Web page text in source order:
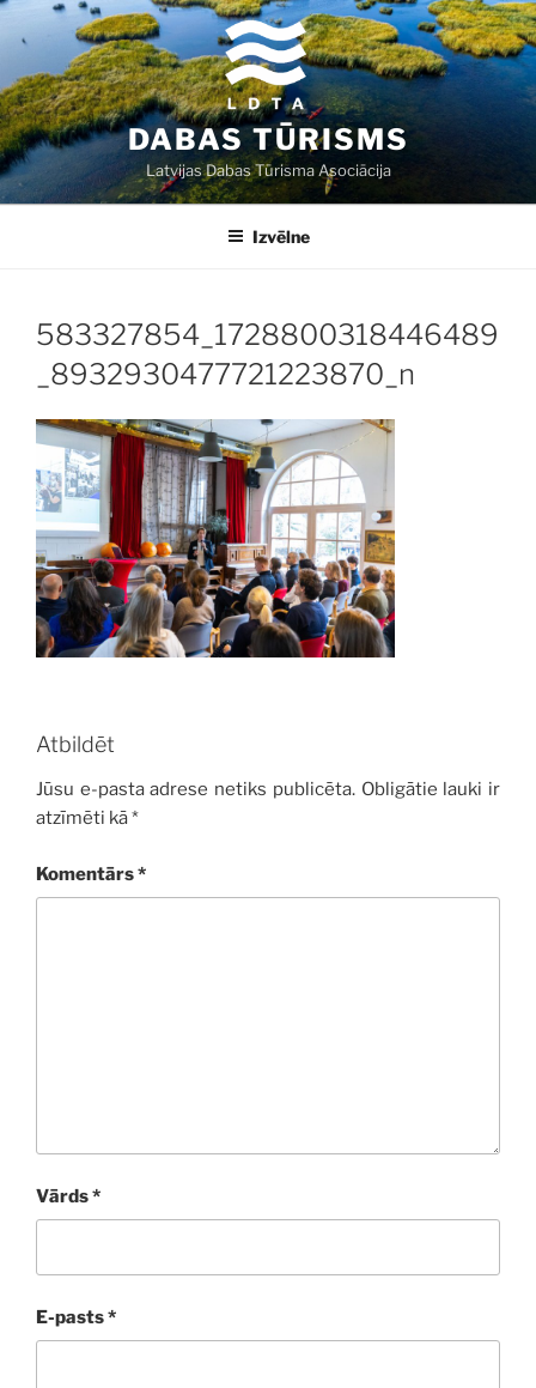
Doties
saturu
DABAS TŪRISMS
Latvijas Dabas Tūrisma Asociācija
Izvēlne
583327854_1728800318446489
_8932930477721223870_n
Atbildēt
Jūsu e-pasta adrese netiks publicēta. Obligātie lauki ir
atzīmēti kā*
Komentārs*
Vārds*
E-pasts*